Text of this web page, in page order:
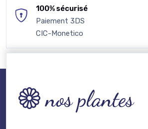
100% sécurisé
Paiement 3DS
CIC-Monetico
nos plantes